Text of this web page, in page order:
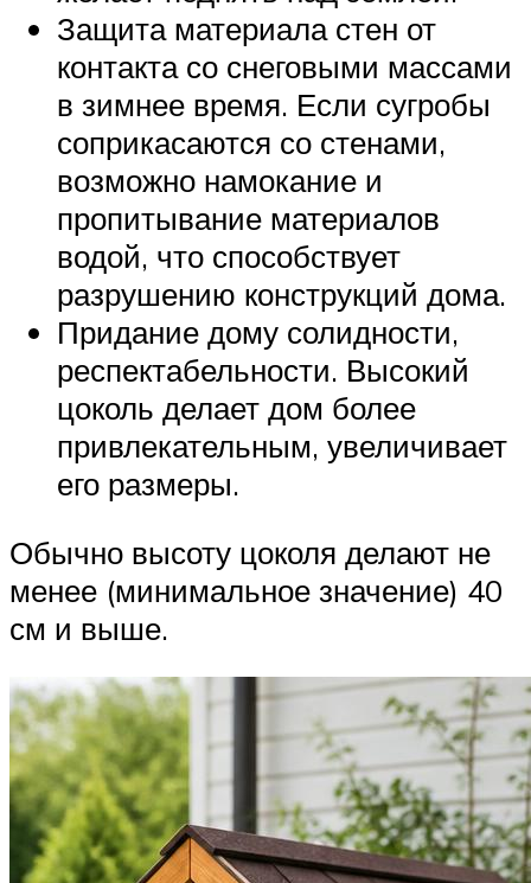
Защита материала стен от
контакта со снеговыми массами
в зимнее время. Если сугробы
соприкасаются со стенами,
возможно намокание и
пропитывание материалов
водой, что способствует
разрушению конструкций дома.
Придание дому солидности,
респектабельности. Высокий
цоколь делает дом более
привлекательным, увеличивает
его размеры.
Обычно высоту цоколя делают не
менее (минимальное значение) 40
см и выше.